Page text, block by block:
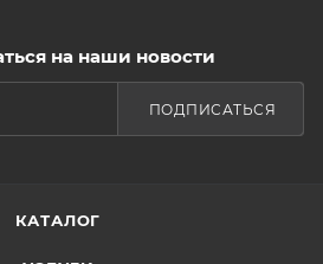
на наши новости
ПОДПИСАТЬСЯ
КАТАЛОГ